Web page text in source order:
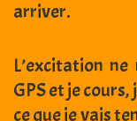
arriver.
L’excitation
GPS et je
ce que je vais